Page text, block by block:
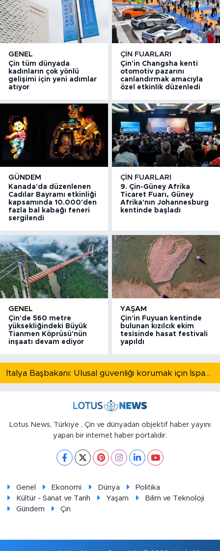
GENEL
Çin tüm dünyada
kadınların çok yönlü
gelişimi için yeni adımlar
atıyor
ÇIN FUARLARI
Çin'in Changsha kenti
otomotiv pazarını
canlandırmak amacıyla
özel etkinlik düzenledi
GÜNDEM
Kanada'da düzenlenen
Cadılar Bayramı etkinliği
kapsamında 10.000'den
fazla bal kabağı feneri
sergilendi
ÇIN FUARLARI
9. Çin-Güney Afrika
Ticaret Fuarı, Güney
Afrika'nın Johannesburg
kentinde başladı
GENEL
Çin'de 560 metre
yüksekliğindeki Büyük
Tianmen Köprüsü'nün
inşaatı devam ediyor
YAŞAM
Çin'in Fuyuan kentinde
bulunan kızılcık ekim
tesisinde hasat festivali
yapıldı
İtalya Başbakanı: Ulusal güvenliği korumak için İspanya ile Schengen kapsamındaki serbest dolaşımı askıya alıyoruz
Lotus News, Türkiye , Çin ve dünyadan objektif haber yayını
yapan bir internet haber portalıdır.
Genel Ekonomi Dünya
Politika
Kültür - Sanat ve Tarih
Yaşam
Bilim ve Teknoloji
Gündem
Çin